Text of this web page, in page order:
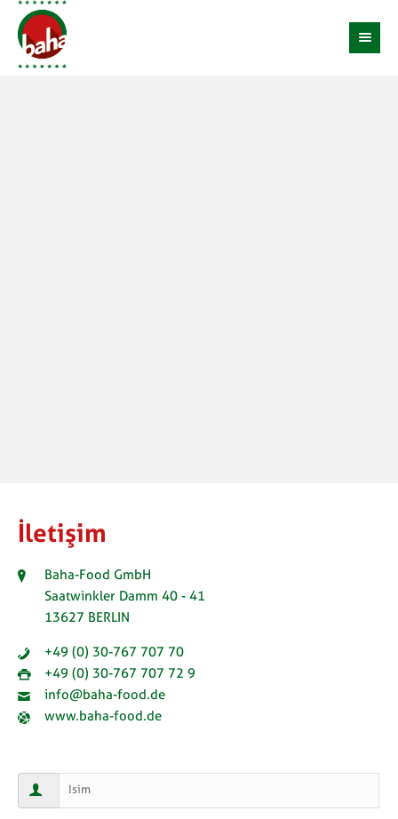
İletişim
Baha-Food GmbH
Saatwinkler Damm 40 - 41
13627 BERLIN
+49 (0) 30-767 707 70
+49 (0) 30-767 707 72 9
info@baha-food.de
www.baha-food.de